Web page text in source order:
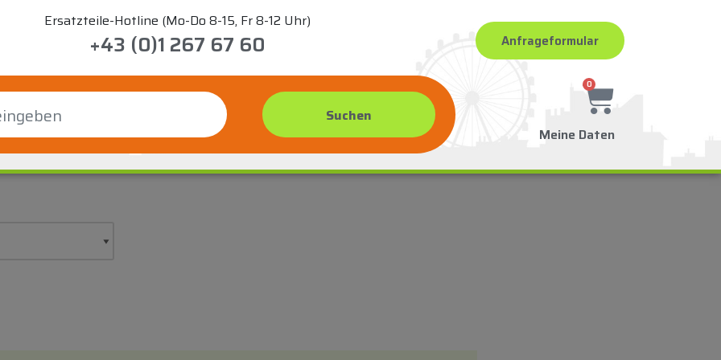
Ersatzteile-Hotline (Mo-Do 8-15, Fr 8-12 Uhr)
+43 (0)1 267 67 60 Anfrageformular
0
Meine Daten